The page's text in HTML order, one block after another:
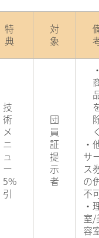
特
典
対
象
技
術
メ
ニ
ュ
ー
5%
引
団
員
証
提
示
者
・
サ
ス
の
不
・
室/
容